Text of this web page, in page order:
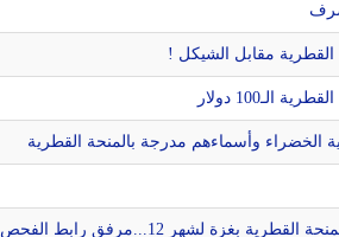
دولار
الخضراء وأسماءهم مدرجة بالمنحة القطرية
بغزة لشهر 12...مرفق رابط الفحص